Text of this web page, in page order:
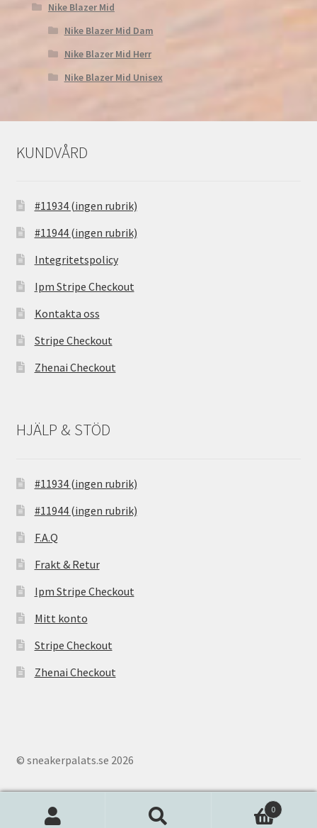
Nike Blazer Mid
Nike Blazer Mid Dam
Nike Blazer Mid Herr
Nike Blazer Mid Unisex
KUNDVÅRD
#11934 (ingen rubrik)
#11944 (ingen rubrik)
Integritetspolicy
Ipm Stripe Checkout
Kontakta oss
Stripe Checkout
Zhenai Checkout
HJÄLP & STÖD
#11934 (ingen rubrik)
#11944 (ingen rubrik)
F.A.Q
Frakt & Retur
Ipm Stripe Checkout
Mitt konto
Stripe Checkout
Zhenai Checkout
© sneakerpalats.se 2026
0